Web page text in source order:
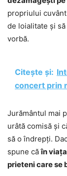
propriului
de loialitate și
vorbă.
Citește și:
concert prin
Jurământul mai
urâtă comisă și
să o îndrepți.
spune căîn
prieteni care se